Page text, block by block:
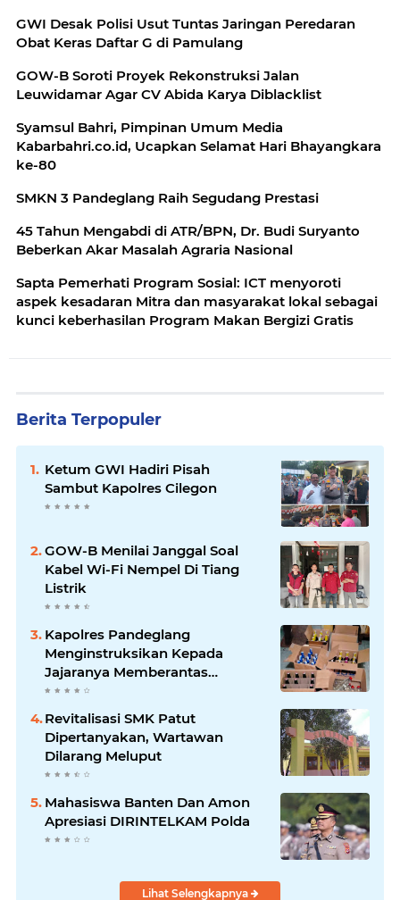
GWI Desak Polisi Usut Tuntas Jaringan Peredaran
Obat Keras Daftar G di Pamulang
GOW-B Soroti Proyek Rekonstruksi Jalan
Leuwidamar Agar CV Abida Karya Diblacklist
Syamsul Bahri, Pimpinan Umum Media
Kabarbahri.co.id, Ucapkan Selamat Hari Bhayangkara
ke-80
SMKN 3 Pandeglang Raih Segudang Prestasi
45 Tahun Mengabdi di ATR/BPN, Dr. Budi Suryanto
Beberkan Akar Masalah Agraria Nasional
Sapta Pemerhati Program Sosial: ICT menyoroti
aspek kesadaran Mitra dan masyarakat lokal sebagai
kunci keberhasilan Program Makan Bergizi Gratis
Berita Terpopuler
Ketum GWI Hadiri Pisah
Sambut Kapolres Cilegon
GOW-B Menilai Janggal Soal
Kabel Wi-Fi Nempel Di Tiang
Listrik
Kapolres Pandeglang
Menginstruksikan Kepada
Jajaranya Memberantas
Peredaran Miras
Revitalisasi SMK Patut
Dipertanyakan, Wartawan
Dilarang Meluput
Mahasiswa Banten Dan Amon
Apresiasi DIRINTELKAM Polda
Lihat Selengkapnya